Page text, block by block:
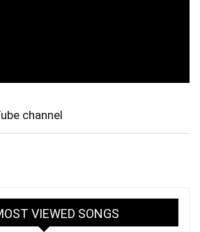
channel
VIEWED SONGS